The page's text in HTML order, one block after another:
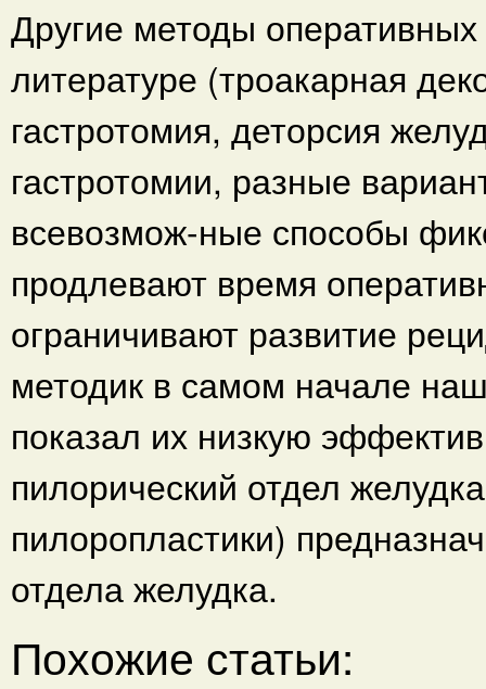
Другие методы
литературе (троакарная
гастротомия, деторсия
гастротомии, разные
всевозмож-ные способы
продлевают время
ограничивают развитие
методик в самом начале
показал их низкую
пилорический отдел
пилоропластики)
отдела желудка.
Похожие статьи: